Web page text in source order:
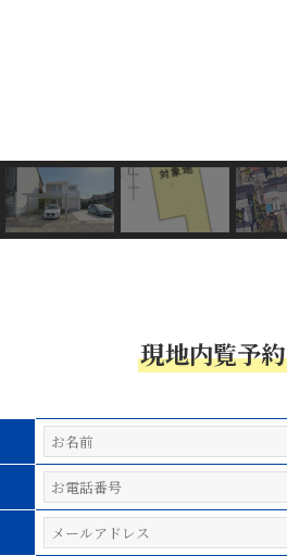
現地内覧予約